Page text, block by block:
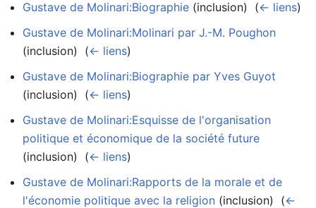
Gustave de Molinari:Biographie (inclusion) ‎ (← liens)
Gustave de Molinari:Molinari par J.-M. Poughon
(inclusion) ‎ (← liens)
Gustave de Molinari:Biographie par Yves Guyot
(inclusion) ‎ (← liens)
Gustave de Molinari:Esquisse de l'organisation
politique et économique de la société future
(inclusion) ‎ (← liens)
Gustave de Molinari:Rapports de la morale et de
l'économie politique avec la religion (inclusion) ‎ (←